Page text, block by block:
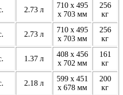
2.73 л
710 x 495
x 703 мм
256
кг
2.73 л
710 x 495
x 703 мм
256
кг
1.37 л
408 x 456
x 702 мм
161
кг
2.18 л
599 x 451
x 678 мм
200
кг